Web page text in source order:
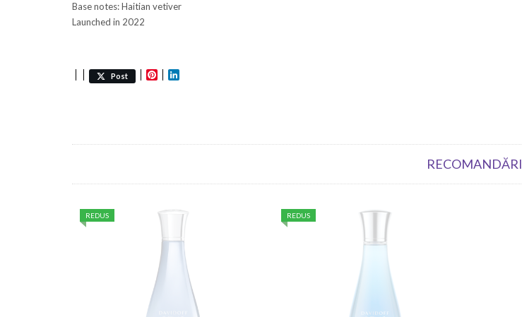
Base notes: Haitian vetiver
Launched in 2022
Post Pinterest
RECOMANDĂRI
REDUS REDUS